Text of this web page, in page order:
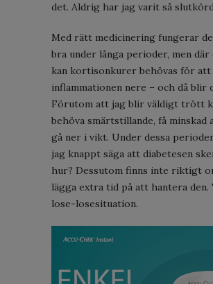
det. Aldrig har jag varit så
Med rätt medicinering fungerar
bra under långa perioder, men där
kan kortisonkurer behövas för att
inflammationen nere – och då blir
Förutom att jag blir väldigt trött
behöva smärtstillande, få minskad
gå ner i vikt. Under dessa
jag knappt säga att diabetesen
hur? Dessutom finns inte riktigt
lägga extra tid på att hantera den.
lose-losesituation.